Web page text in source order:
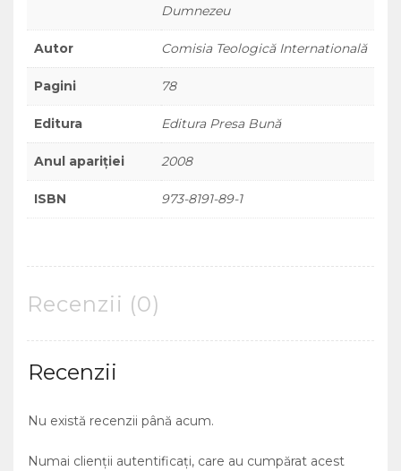
Dumnezeu
Autor Comisia Teologică Internatională
Pagini 78
Editura Editura Presa Bună
Anul apariției 2008
ISBN 973-8191-89-1
Recenzii (0)
Recenzii
Nu există recenzii până acum.
Numai clienții autentificați, care au cumpărat acest